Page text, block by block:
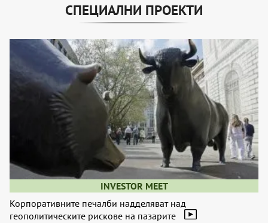
СПЕЦИАЛНИ ПРОЕКТИ
INVESTOR MEET
Корпоративните печалби надделяват над
геополитическите рискове на пазарите